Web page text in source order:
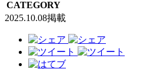
CATEGORY
2025.10.08掲載